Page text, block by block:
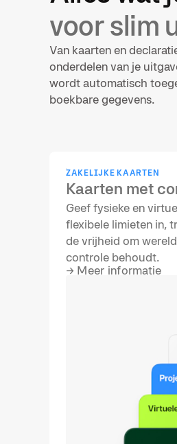
voor slim
Van kaarten en
onderdelen van je
wordt automatisch
boekbare gegevens.
ZAKELIJKE KAARTEN
Kaarten met
Geef fysieke en
flexibele limieten in,
de vrijheid om
controle behoudt.
→ Meer informatie